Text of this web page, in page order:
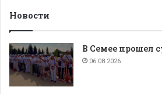
Новости
В Семее прошел
06.08.2026